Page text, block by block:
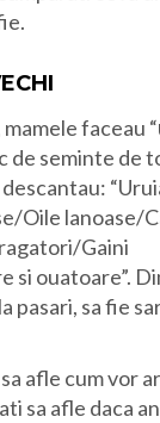
faceau “
de seminte de
Oile lanoase/
Gaini
si ouatoare”.
pasari, sa fie
afle cum vor
sa afle daca